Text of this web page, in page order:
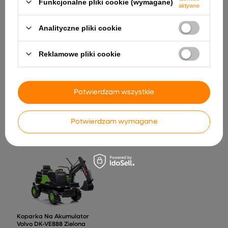
Silnik do Auta Perfecta
731,62 zł
Klocki Magnetyczne
Kosmos Stacja Kosmiczna
4D 108el
163,79 zł
Koparka Na Akumulator
Volvo DK-VE888 Zielona
Funkcjonalne pliki cookie (wymagane)
aktywne
Analityczne pliki cookie
Reklamowe pliki cookie
Potwierdzam wymagane
Potwierdzam wszystkie